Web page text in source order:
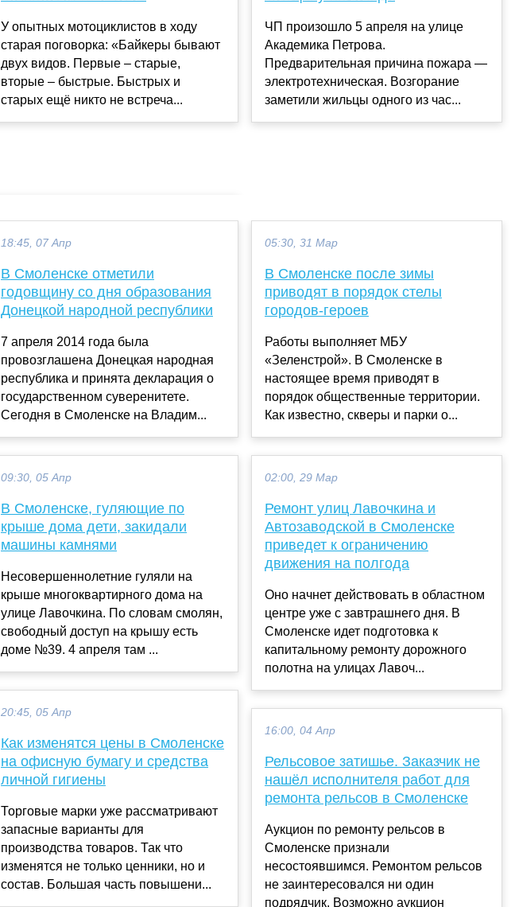
У опытных мотоциклистов в ходу
старая поговорка: «Байкеры бывают
двух видов. Первые – старые,
вторые – быстрые. Быстрых и
старых ещё никто не встреча...
ЧП произошло 5 апреля на улице
Академика Петрова.
Предварительная причина пожара —
электротехническая. Возгорание
заметили жильцы одного из час...
18:45, 07 Апр
В Смоленске отметили
годовщину со дня образования
Донецкой народной республики
7 апреля 2014 года была
провозглашена Донецкая народная
республика и принята декларация о
государственном суверенитете.
Сегодня в Смоленске на Владим...
09:30, 05 Апр
В Смоленске, гуляющие по
крыше дома дети, закидали
машины камнями
Несовершеннолетние гуляли на
крыше многоквартирного дома на
улице Лавочкина. По словам смолян,
свободный доступ на крышу есть
доме №39. 4 апреля там ...
20:45, 05 Апр
Как изменятся цены в Смоленске
на офисную бумагу и средства
личной гигиены
Торговые марки уже рассматривают
запасные варианты для
производства товаров. Так что
изменятся не только ценники, но и
состав. Большая часть повышени...
05:30, 31 Мар
В Смоленске после зимы
приводят в порядок стелы
городов-героев
Работы выполняет МБУ
«Зеленстрой». В Смоленске в
настоящее время приводят в
порядок общественные территории.
Как известно, скверы и парки о...
02:00, 29 Мар
Ремонт улиц Лавочкина и
Автозаводской в Смоленске
приведет к ограничению
движения на полгода
Оно начнет действовать в областном
центре уже с завтрашнего дня. В
Смоленске идет подготовка к
капитальному ремонту дорожного
полотна на улицах Лавоч...
16:00, 04 Апр
Рельсовое затишье. Заказчик не
нашёл исполнителя работ для
ремонта рельсов в Смоленске
Аукцион по ремонту рельсов в
Смоленске признали
несостоявшимся. Ремонтом рельсов
не заинтересовался ни один
подрядчик. Возможно аукцион